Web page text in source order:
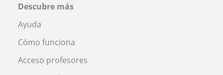
Descubre más
Ayuda
Cómo funciona
Acceso profesores